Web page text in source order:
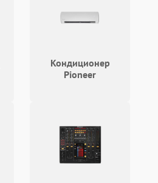
Подробнее →
Кондиционер
Pioneer